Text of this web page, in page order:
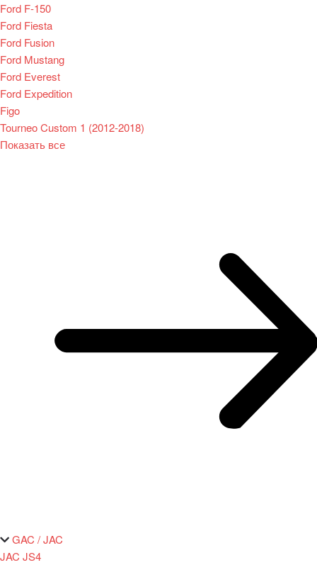
Ford F-150
Ford Fiesta
Ford Fusion
Ford Mustang
Ford Everest
Ford Expedition
Figo
Tourneo Custom 1 (2012-2018)
Показать все
GAC / JAC
JAC JS4